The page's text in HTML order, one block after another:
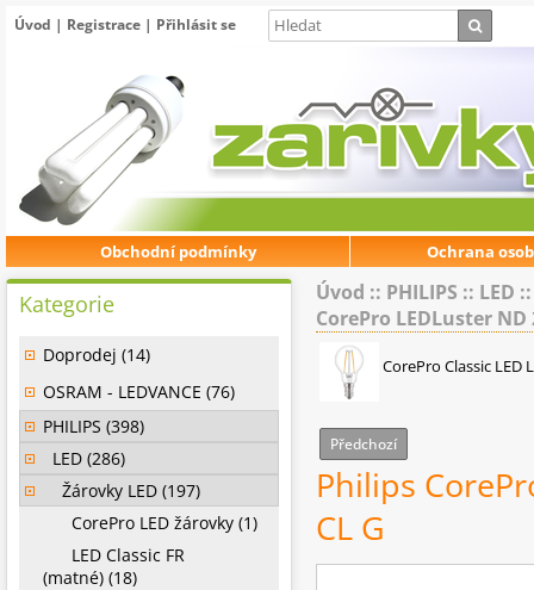
Úvod | Registrace | Přihlásit se
Obchodní podmínky Ochrana
Úvod :: PHILIPS :: LED
CorePro LEDLuster ND
CorePro Classic LED
Předchozí
Philips
CL G
Kategorie
Doprodej (14)
OSRAM - LEDVANCE (76)
PHILIPS (398)
LED (286)
Žárovky LED (197)
CorePro LED žárovky (1)
LED Classic FR
(matné) (18)